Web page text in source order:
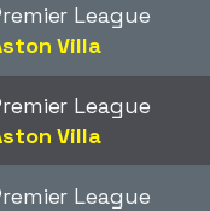
League
Villa
League
Villa
League